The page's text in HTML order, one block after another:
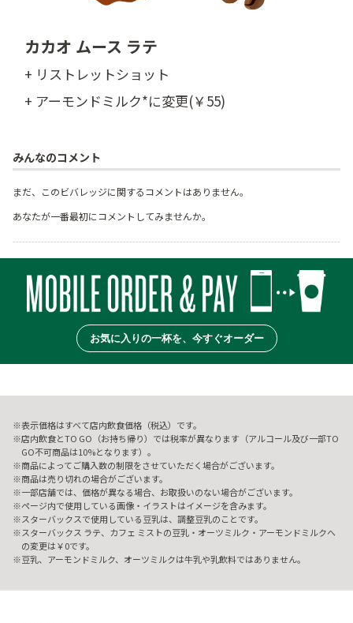
カカオ ムース ラテ
+ リストレットショット
+ アーモンドミルク*に変更(￥55)
みんなのコメント
まだ、このビバレッジに関するコメントはありません。
あなたが一番最初にコメントしてみませんか。
お気に入りの一杯を、今すぐオーダー
表示価格はすべて店内飲食価格（税込）です。
店内飲食とTO GO（お持ち帰り）では税率が異なります（アルコール及び一部TO
GO不可商品は10%となります）。
商品によってご購入数の制限をさせていただく場合がございます。
商品は売り切れの場合がございます。
一部店舗では、価格が異なる場合、お取扱いのない場合がございます。
ページ内で使用している画像・イラストはイメージを含みます。
スターバックスで使用している豆乳は、調整豆乳のことです。
スターバックス ラテ、カフェ ミストの豆乳・オーツミルク・アーモンドミルクへ
の変更は￥0です。
豆乳、アーモンドミルク、オーツミルクは牛乳や乳飲料ではありません。